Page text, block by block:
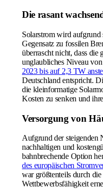
Die rasant
Solarstrom wird aufgrund
Gegensatz zu fossilen
überrascht nicht, dass
unglaubliches Niveau
2023 bis auf 2,3 TW
Deutschland entspricht.
die kleinformatige
Kosten zu senken und
Versorgung von
Aufgrund der steigenden
nachhaltigen und
bahnbrechende Option
des europäischen
war größtenteils durch
Wettbewerbsfähigkeit